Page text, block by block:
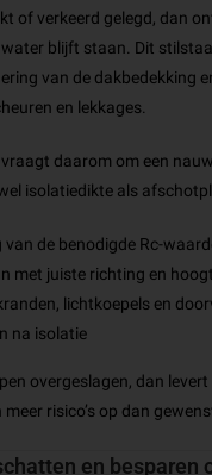
of verkeerd gelegd, dan
blijft staan. Dit
van de dakbedekking
en lekkages.
daarom om een
isolatiedikte als
van de benodigde Rc-
met juiste richting en
lichtkoepels en
na isolatie
overgeslagen, dan
risico’s op dan
en besparen